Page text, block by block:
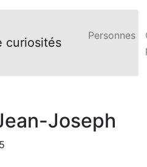
curiosités Personnes
Joseph